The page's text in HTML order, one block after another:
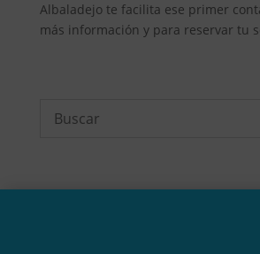
Albaladejo te facilita ese primer
más información y para reservar tu